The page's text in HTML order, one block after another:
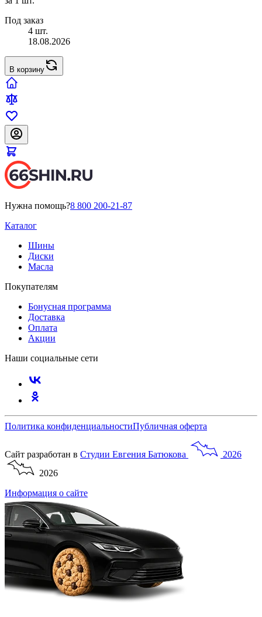
Под заказ
4 шт.
18.08.2026
В корзину
Нужна помощь?8 800 200-21-87
Каталог
Шины
Диски
Масла
Покупателям
Бонусная программа
Доставка
Оплата
Акции
Наши социальные сети
Политика конфиденциальностиПубличная оферта
Сайт разработан в Студии Евгения Батюкова
2026
2026
Информация о сайте